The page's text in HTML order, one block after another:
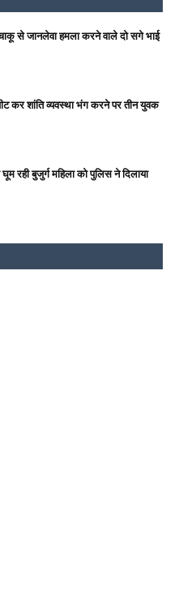
से जानलेवा हमला करने वाले दो सगे भाई
कर शांति व्यवस्था भंग करने पर तीन युवक
रही बुजुर्ग महिला को पुलिस ने दिलाया